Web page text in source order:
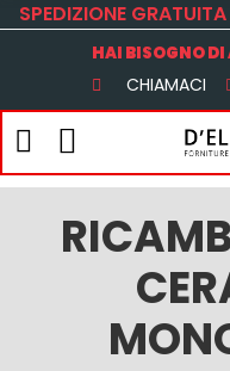
SPEDIZIONE GRATUITA
HAI BISOGNO
CHIAMACI